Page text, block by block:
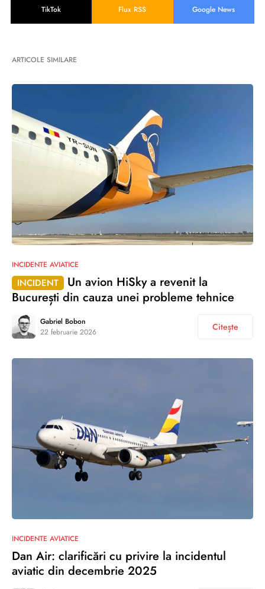
TikTok Flux RSS Google News
ARTICOLE SIMILARE
INCIDENTE AVIATICE
INCIDENT
Un avion HiSky a revenit la
București din cauza unei probleme tehnice
Gabriel Bobon
22 februarie 2026
Citește
INCIDENTE AVIATICE
Dan Air: clarificări cu privire la incidentul
aviatic din decembrie 2025